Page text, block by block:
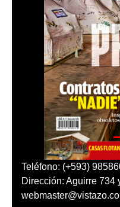
Teléfono: (+593)
Dirección: Aguirre 734